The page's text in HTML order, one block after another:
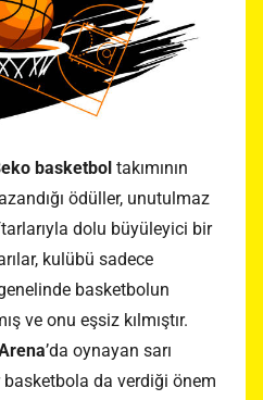
basketbol takımının
ödüller, unutulmaz
dolu büyüleyici bir
kulübü sadece
basketbolun
ve onu eşsiz kılmıştır.
’da oynayan sarı
da verdiği önem